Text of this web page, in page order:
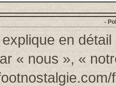
-
en
« nous », «